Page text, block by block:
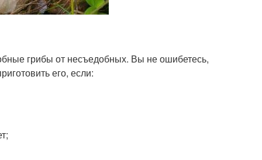
грибы от несъедобных. Вы не ошибетесь,
его, если: